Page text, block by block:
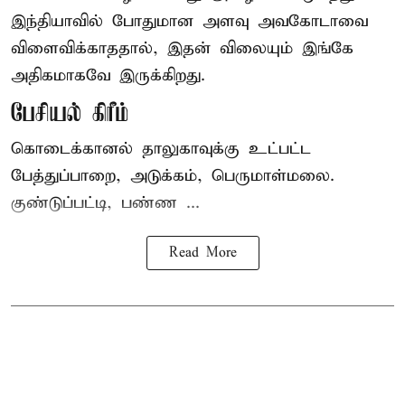
இந்தியாவில் போதுமான அளவு அவகோடாவை
விளைவிக்காததால், இதன் விலையும் இங்கே
அதிகமாகவே இருக்கிறது.
பேசியல் கிரீம்
கொடைக்கானல் தாலுகாவுக்கு உட்பட்ட
பேத்துப்பாறை, அடுக்கம், பெருமாள்மலை.
குண்டுப்பட்டி, பண்ண ...
Read More